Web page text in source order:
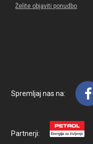
Želite objaviti ponudbo
Spremljaj nas na:
Partnerji: